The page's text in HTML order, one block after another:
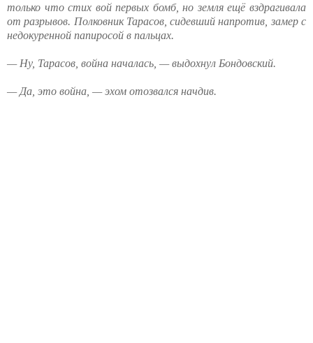
только что стих вой первых бомб, но земля ещё вздрагивала
от разрывов. Полковник Тарасов, сидевший напротив, замер с
недокуренной папиросой в пальцах.
— Ну, Тарасов, война началась, — выдохнул Бондовский.
— Да, это война, — эхом отозвался начдив.